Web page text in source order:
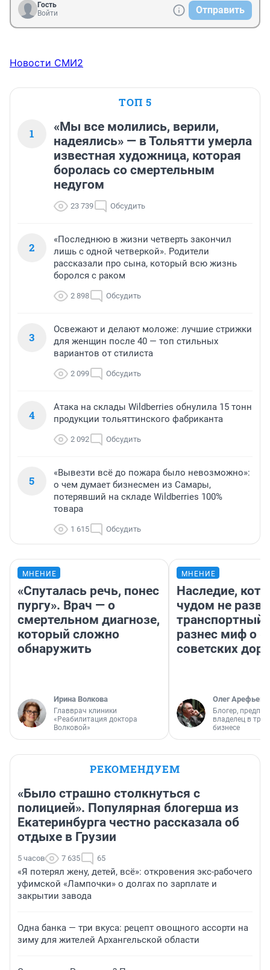
Гость
Войти
Отправить
Новости СМИ2
ТОП 5
1
«Мы все молились, верили,
надеялись» — в Тольятти умерла
известная художница, которая
боролась со смертельным
недугом
23 739 Обсудить
2
«Последнюю в жизни четверть закончил
лишь с одной четверкой». Родители
рассказали про сына, который всю жизнь
боролся с раком
2 898 Обсудить
3
Освежают и делают моложе: лучшие стрижки
для женщин после 40 — топ стильных
вариантов от стилиста
2 099 Обсудить
4
Атака на склады Wildberries обнулила 15 тонн
продукции тольяттинского фабриканта
2 092 Обсудить
5
«Вывезти всё до пожара было невозможно»:
о чем думает бизнесмен из Самары,
потерявший на складе Wildberries 100%
товара
1 615 Обсудить
МНЕНИЕ
«Спуталась речь, понес
пургу». Врач — о
смертельном диагнозе,
который сложно
обнаружить
Ирина Волкова
Главврач клиники
«Реабилитация доктора
Волковой»
МНЕНИЕ
Наследие,
чудом не
транспортный
разнес миф о
советских
Олег Арефьев
Блогер,
владелец в
бизнесе
РЕКОМЕНДУЕМ
«Было страшно столкнуться с
полицией». Популярная блогерша из
Екатеринбурга честно рассказала об
отдыхе в Грузии
5 часов 7 635 65
«Я потерял жену, детей, всё»: откровения экс-рабочего
уфимской «Лампочки» о долгах по зарплате и
закрытии завода
Одна банка — три вкуса: рецепт овощного ассорти на
зиму для жителей Архангельской области